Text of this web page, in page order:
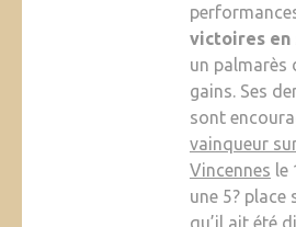
victoires en
un palmarès
gains. Ses
sont
vainqueur
Vincennes le
une 5? place
qu’il ait été